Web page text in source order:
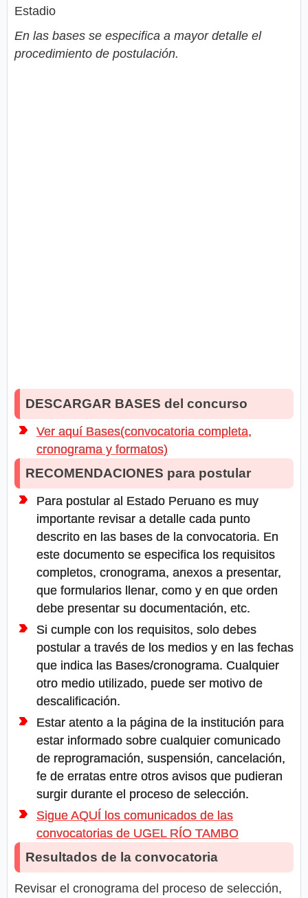
Estadio
En las bases se especifica a mayor detalle el
procedimiento de postulación.
DESCARGAR BASES del concurso
Ver aquí Bases(convocatoria completa,
cronograma y formatos)
RECOMENDACIONES para postular
Para postular al Estado Peruano es muy
importante revisar a detalle cada punto
descrito en las bases de la convocatoria. En
este documento se especifica los requisitos
completos, cronograma, anexos a presentar,
que formularios llenar, como y en que orden
debe presentar su documentación, etc.
Si cumple con los requisitos, solo debes
postular a través de los medios y en las fechas
que indica las Bases/cronograma. Cualquier
otro medio utilizado, puede ser motivo de
descalificación.
Estar atento a la página de la institución para
estar informado sobre cualquier comunicado
de reprogramación, suspensión, cancelación,
fe de erratas entre otros avisos que pudieran
surgir durante el proceso de selección.
Sigue AQUÍ los comunicados de las
convocatorias de UGEL RÍO TAMBO
Resultados de la convocatoria
Revisar el cronograma del proceso de selección,